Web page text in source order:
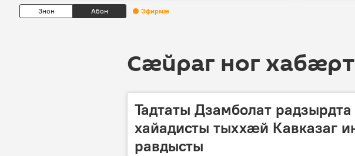
Знон Абон Эфирмæ
Сӕйраг ног
Тадтаты Дзамболат
хайадисты тыххæй Кавказаг
равдысты